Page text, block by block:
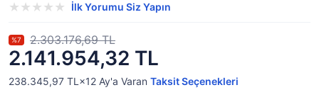
İlk Yorumu Siz Yapın
2.141.954,32 TL
%7 2.303.176,69 TL
238.345,97 TL×12 Ay'a Varan Taksit Seçenekleri